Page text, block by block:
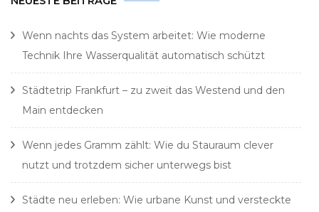
Wenn nachts das System arbeitet: Wie moderne
Technik Ihre Wasserqualität automatisch schützt
Städtetrip Frankfurt – zu zweit das Westend und den
Main entdecken
Wenn jedes Gramm zählt: Wie du Stauraum clever
nutzt und trotzdem sicher unterwegs bist
Städte neu erleben: Wie urbane Kunst und versteckte